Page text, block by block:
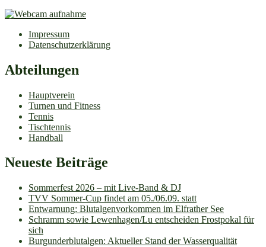
Impressum
Datenschutzerklärung
Abteilungen
Hauptverein
Turnen und Fitness
Tennis
Tischtennis
Handball
Neueste Beiträge
Sommerfest 2026 – mit Live-Band & DJ
TVV Sommer-Cup findet am 05./06.09. statt
Entwarnung: Blutalgenvorkommen im Elfrather See
Schramm sowie Lewenhagen/Lu entscheiden Frostpokal für
sich
Burgunderblutalgen: Aktueller Stand der Wasserqualität